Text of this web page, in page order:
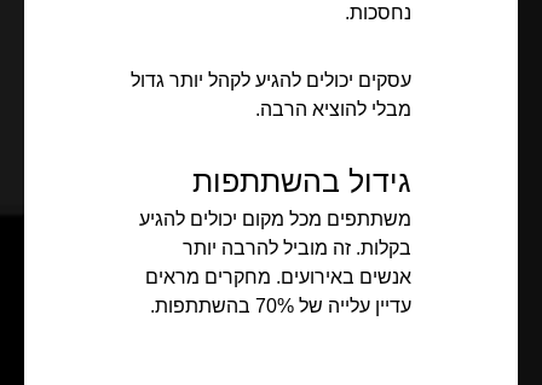
נחסכות.
עסקים יכולים להגיע לקהל יותר גדול
מבלי להוציא הרבה.
גידול בהשתתפות
משתתפים מכל מקום יכולים להגיע
בקלות. זה מוביל להרבה יותר
אנשים באירועים. מחקרים מראים
עדיין עלייה של 70% בהשתתפות.